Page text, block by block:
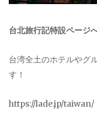
台北旅行記特設ページ
台湾全土のホテルやグ
す！
https://lade.jp/taiwan/